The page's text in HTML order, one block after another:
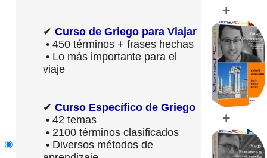
✔ Curso de Griego para Viajar
• 450 términos + frases hechas
• Lo más importante para el
viaje
✔ Curso Específico de Griego
• 42 temas
• 2100 términos clasificados
• Diversos métodos de
+
+